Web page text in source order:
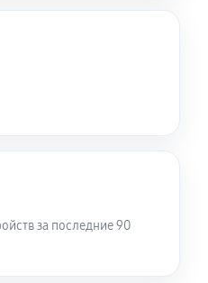
за последние 90